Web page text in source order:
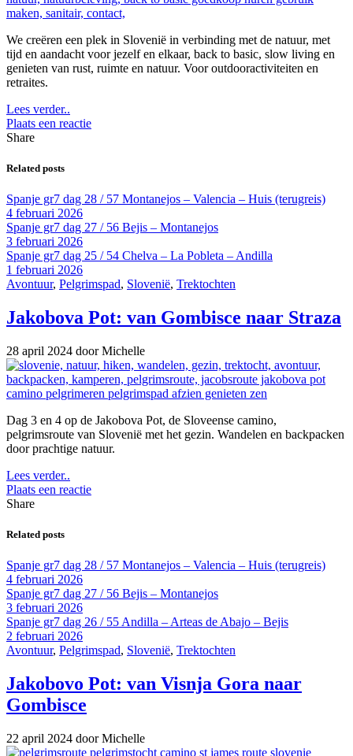
We creëren een plek in Slovenië in verbinding met de natuur, met
tijd en aandacht voor jezelf en elkaar, back to basic, slow living en
genieten van rust, ruimte en natuur. Voor outdooractiviteiten en
retraites.
Lees verder..
Plaats een reactie
Share
Related posts
Spanje gr7 dag 28 / 57 Montanejos – Valencia – Huis (terugreis)
4 februari 2026
Spanje gr7 dag 27 / 56 Bejis – Montanejos
3 februari 2026
Spanje gr7 dag 25 / 54 Chelva – La Pobleta – Andilla
1 februari 2026
Avontuur, Pelgrimspad, Slovenië, Trektochten
Jakobova Pot: van Gombisce naar Straza
28 april 2024 door Michelle
Dag 3 en 4 op de Jakobova Pot, de Sloveense camino,
pelgrimsroute van Slovenië met het gezin. Wandelen en backpacken
door prachtige natuur.
Lees verder..
Plaats een reactie
Share
Related posts
Spanje gr7 dag 28 / 57 Montanejos – Valencia – Huis (terugreis)
4 februari 2026
Spanje gr7 dag 27 / 56 Bejis – Montanejos
3 februari 2026
Spanje gr7 dag 26 / 55 Andilla – Arteas de Abajo – Bejis
2 februari 2026
Avontuur, Pelgrimspad, Slovenië, Trektochten
Jakobovo Pot: van Visnja Gora naar
Gombisce
22 april 2024 door Michelle